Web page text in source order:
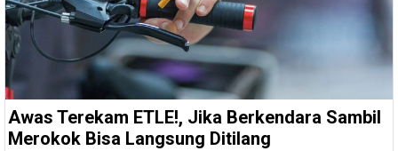
Awas Terekam ETLE!, Jika Berkendara Sambil
Merokok Bisa Langsung Ditilang